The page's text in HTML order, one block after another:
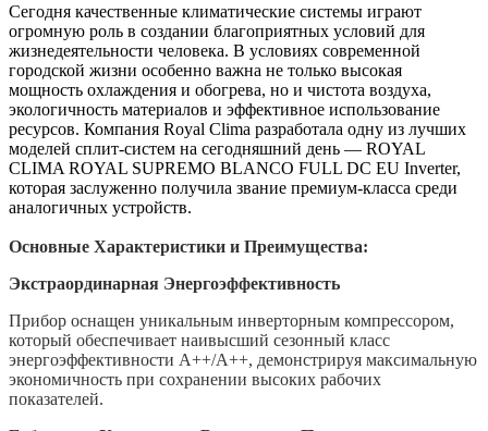
Сегодня качественные климатические системы играют
огромную роль в создании благоприятных условий для
жизнедеятельности человека. В условиях современной
городской жизни особенно важна не только высокая
мощность охлаждения и обогрева, но и чистота воздуха,
экологичность материалов и эффективное использование
ресурсов. Компания Royal Clima разработала одну из лучших
моделей сплит-систем на сегодняшний день — ROYAL
CLIMA ROYAL SUPREMO BLANCO FULL DC EU Inverter,
которая заслуженно получила звание премиум-класса среди
аналогичных устройств.
Основные Характеристики и Преимущества:
Экстраординарная Энергоэффективность
Прибор оснащен уникальным инверторным компрессором,
который обеспечивает наивысший сезонный класс
энергоэффективности А++/A++, демонстрируя максимальную
экономичность при сохранении высоких рабочих
показателей.